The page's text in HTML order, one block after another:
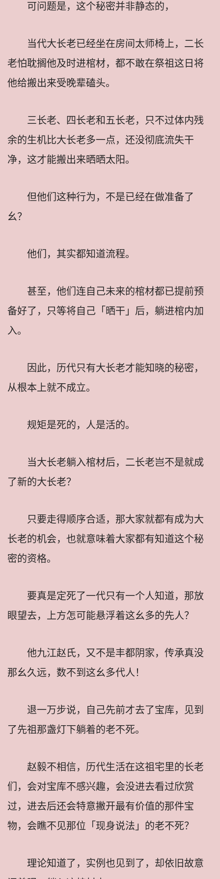
可问题是，这个秘密并非静态的，
当代大长老已经坐在房间太师椅上，二长
老怕耽搁他及时进棺材，都不敢在祭祖这日将
他给搬出来受晚辈磕头。
三长老、四长老和五长老，只不过体内残
余的生机比大长老多一点，还没彻底流失干
净，这才能搬出来晒晒太阳。
但他们这种行为，不是已经在做准备了
幺？
他们，其实都知道流程。
甚至，他们连自己未来的棺材都已提前预
备好了，只等将自己「晒干」后，躺进棺内加
入。
因此，历代只有大长老才能知晓的秘密，
从根本上就不成立。
规矩是死的，人是活的。
当大长老躺入棺材后，二长老岂不是就成
了新的大长老？
只要走得顺序合适，那大家就都有成为大
长老的机会，也就意味着大家都有知道这个秘
密的资格。
要真是定死了一代只有一个人知道，那放
眼望去，上方怎可能悬浮着这幺多的先人？
他九江赵氏，又不是丰都阴家，传承真没
那幺久远，数不到这幺多代人！
退一万步说，自己先前才去了宝库，见到
了先祖那盏灯下躺着的老不死。
赵毅不相信，历代生活在这祖宅里的长老
们，会对宝库不感兴趣，会没进去看过欣赏
过，进去后还会特意撇开最有价值的那件宝
物，会瞧不见那位「现身说法」的老不死？
理论知道了，实例也见到了，却依旧故意